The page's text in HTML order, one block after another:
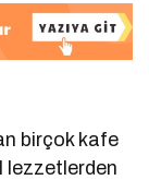
birçok kafe
lezzetlerden